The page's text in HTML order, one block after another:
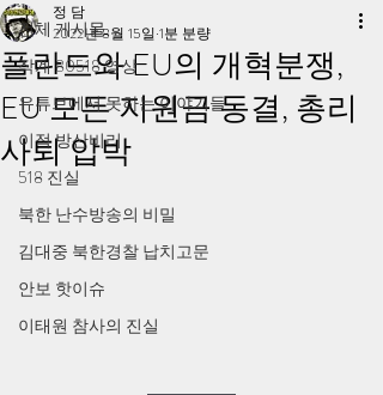
전체 게시물
작계 80518 영상
유튜브에서 못하는 이야기들
이적 방산비리
518 진실
북한 난수방송의 비밀
김대중 북한경찰 납치고문
안보 핫이슈
이태원 참사의 진실
폴란드와 EU의 개혁분쟁,
EU 모든 지원금 동결, 총리
사퇴 압박
정 담
2022년 8월 15일 1분 분량